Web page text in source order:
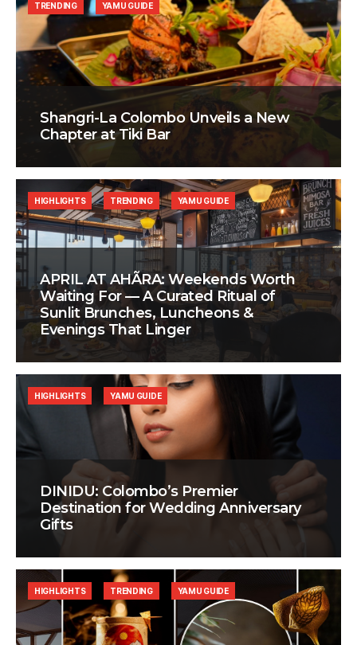
Shangri-La Colombo Unveils a New
Chapter at Tiki Bar
TRENDING YAMU GUIDE
APRIL AT AHÃRA: Weekends Worth
Waiting For — A Curated Ritual of
Sunlit Brunches, Luncheons &
Evenings That Linger
HIGHLIGHTS TRENDING YAMU GUIDE
DINIDU: Colombo’s Premier
Destination for Wedding Anniversary
Gifts
HIGHLIGHTS YAMU GUIDE
HIGHLIGHTS TRENDING YAMU GUIDE